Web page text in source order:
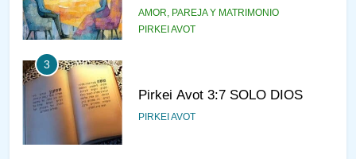
AMOR, PAREJA Y MATRIMONIO
PIRKEI AVOT
3
Pirkei Avot 3:7 SOLO DIOS
PIRKEI AVOT